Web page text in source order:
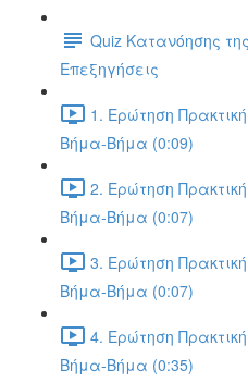
Quiz Κατανόησης
Επεξηγήσεις
1. Ερώτηση
Βήμα-Βήμα (0:09)
2. Ερώτηση
Βήμα-Βήμα (0:07)
3. Ερώτηση
Βήμα-Βήμα (0:07)
4. Ερώτηση
Βήμα-Βήμα (0:35)